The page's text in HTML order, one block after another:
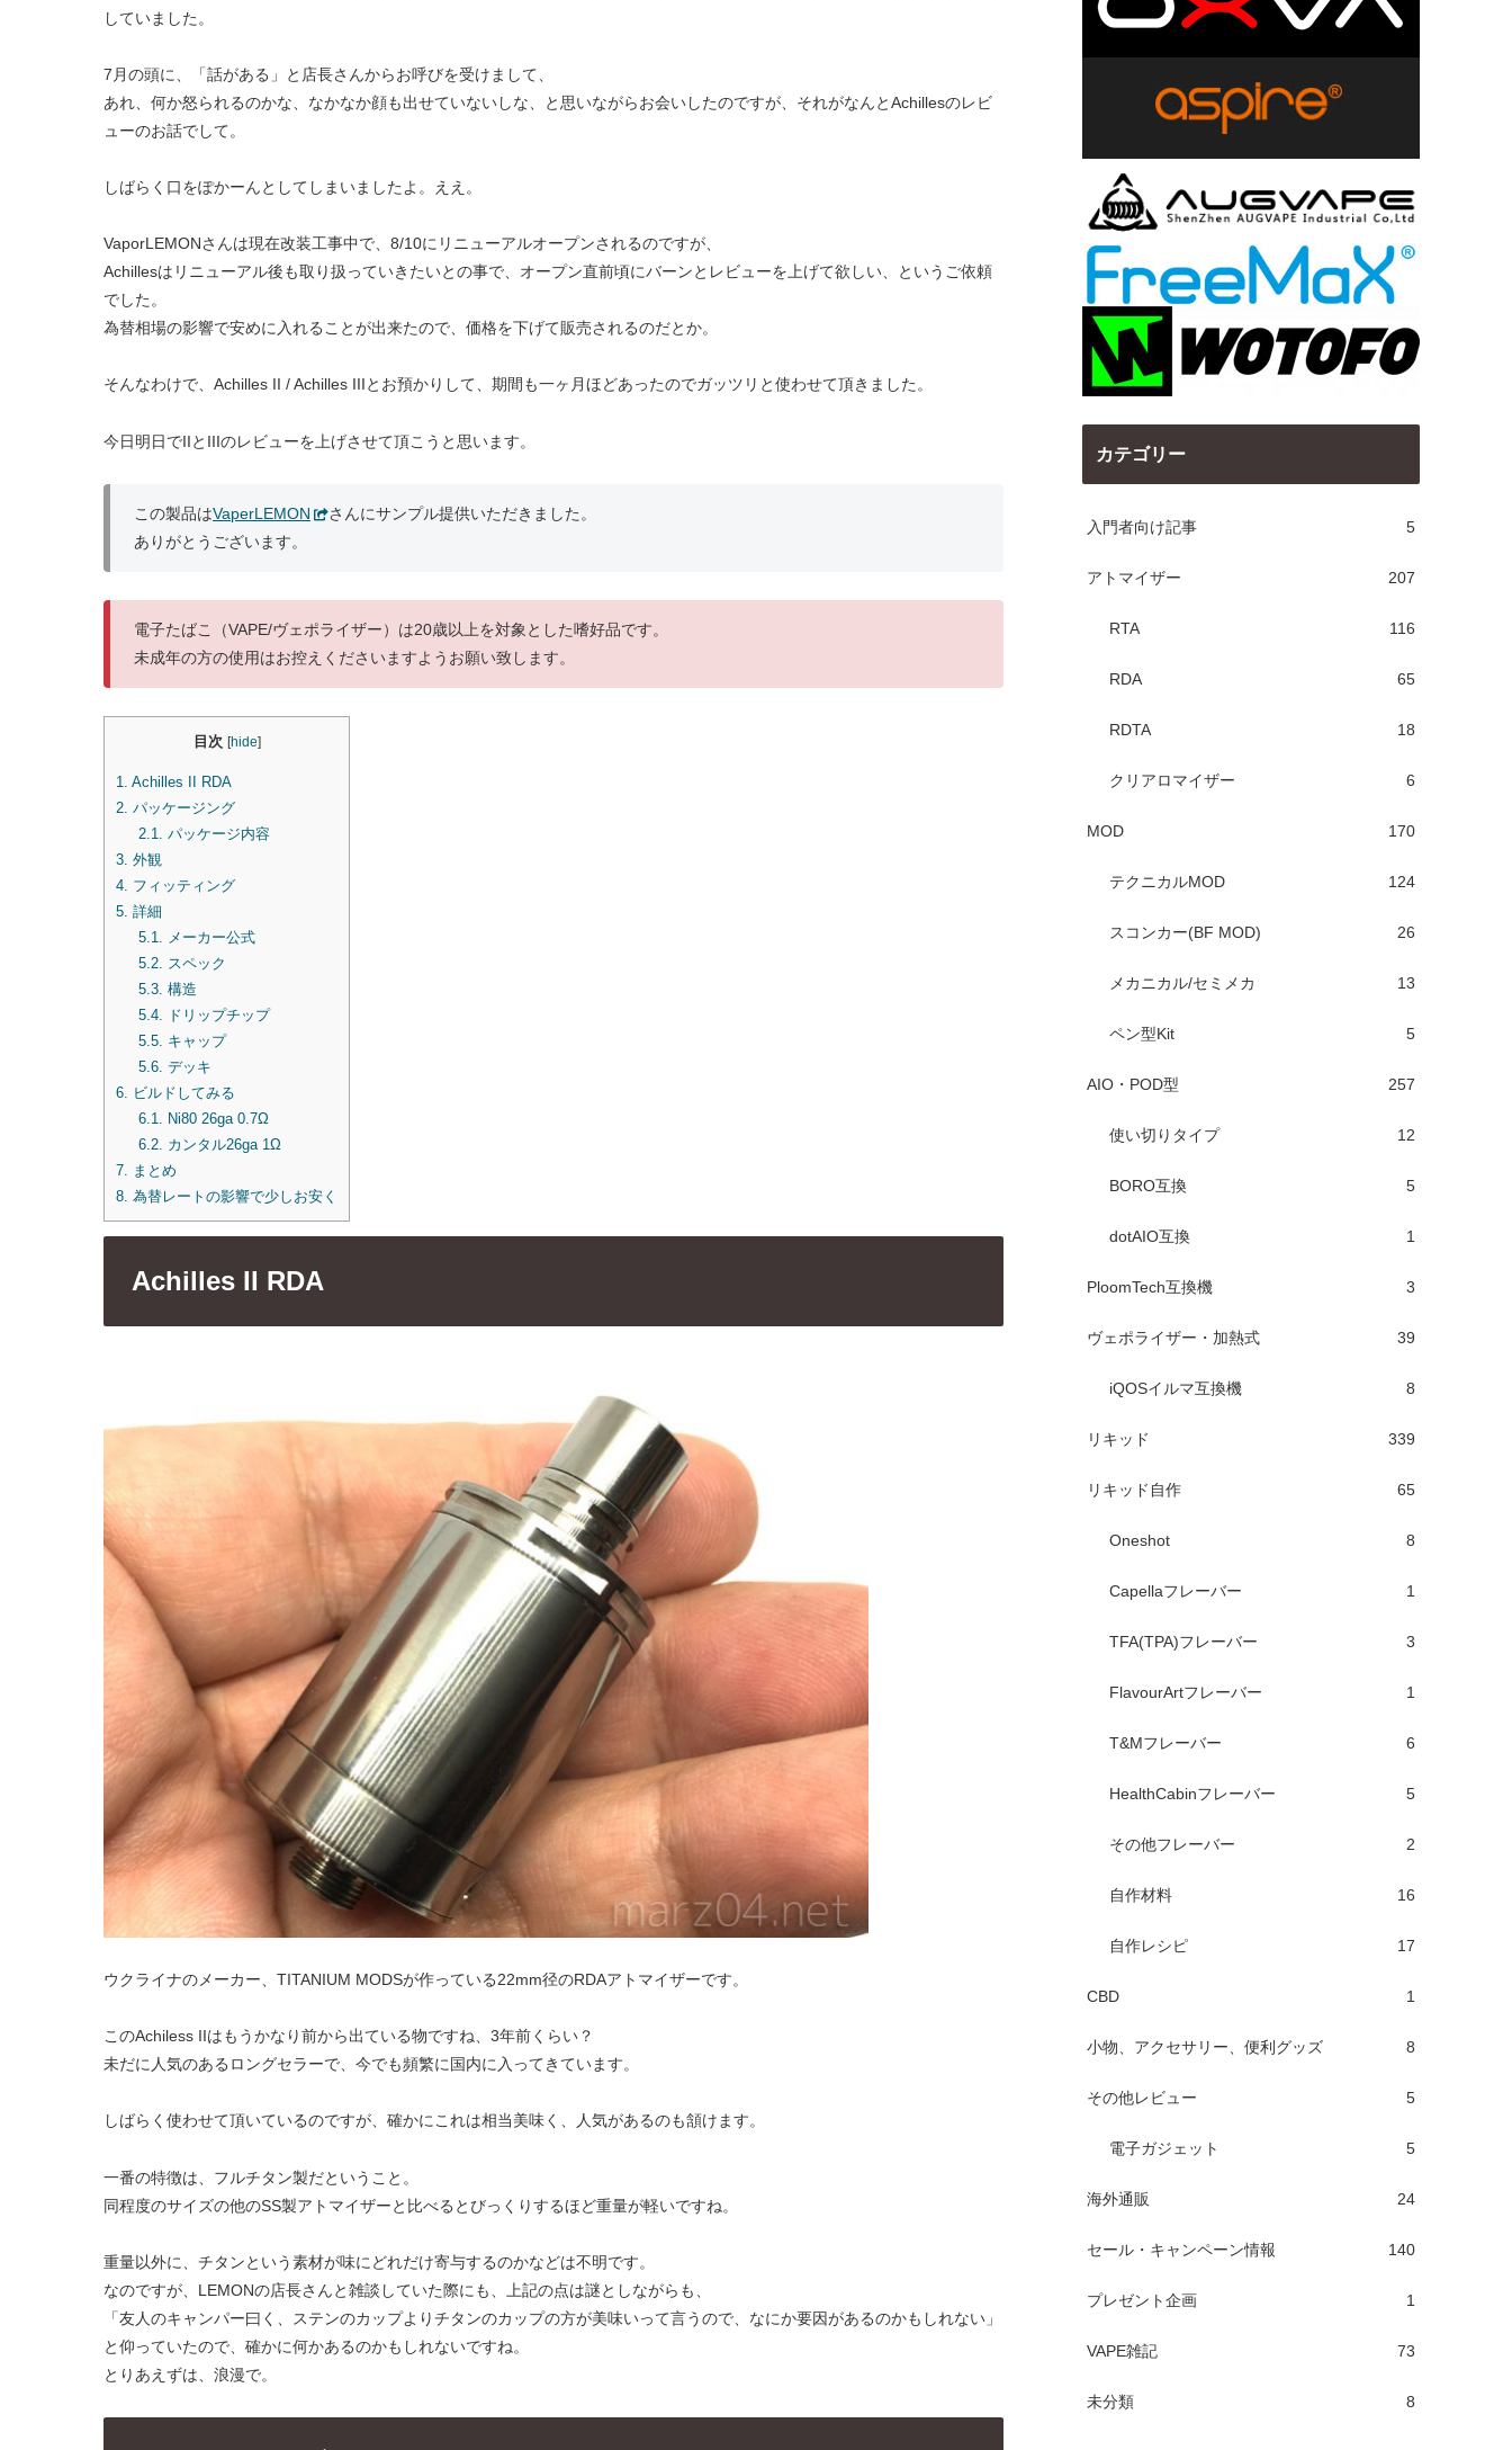
していました。
7月の頭に、「話がある」と店長さんからお呼びを受けまして、
あれ、何か怒られるのかな、なかなか顔も出せていないしな、と思いながらお会いしたのですが、それがなんとAchillesのレビ
ューのお話でして。
しばらく口をぽかーんとしてしまいましたよ。ええ。
VaporLEMONさんは現在改装工事中で、8/10にリニューアルオープンされるのですが、
Achillesはリニューアル後も取り扱っていきたいとの事で、オープン直前頃にバーンとレビューを上げて欲しい、というご依頼
でした。
為替相場の影響で安めに入れることが出来たので、価格を下げて販売されるのだとか。
そんなわけで、Achilles II / Achilles IIIとお預かりして、期間も一ヶ月ほどあったのでガッツリと使わせて頂きました。
今日明日でIIとIIIのレビューを上げさせて頂こうと思います。
この製品はVaperLEMON
さんにサンプル提供いただきました。
ありがとうございます。
電子たばこ（VAPE/ヴェポライザー）は20歳以上を対象とした嗜好品です。
未成年の方の使用はお控えくださいますようお願い致します。
目次 [hide]
1. Achilles II RDA
2. パッケージング
2.1. パッケージ内容
3. 外観
4. フィッティング
5. 詳細
5.1. メーカー公式
5.2. スペック
5.3. 構造
5.4. ドリップチップ
5.5. キャップ
5.6. デッキ
6. ビルドしてみる
6.1. Ni80 26ga 0.7Ω
6.2. カンタル26ga 1Ω
7. まとめ
8. 為替レートの影響で少しお安く
Achilles II RDA
ウクライナのメーカー、TITANIUM MODSが作っている22mm径のRDAアトマイザーです。
このAchiless IIはもうかなり前から出ている物ですね、3年前くらい？
未だに人気のあるロングセラーで、今でも頻繁に国内に入ってきています。
しばらく使わせて頂いているのですが、確かにこれは相当美味く、人気があるのも頷けます。
一番の特徴は、フルチタン製だということ。
同程度のサイズの他のSS製アトマイザーと比べるとびっくりするほど重量が軽いですね。
重量以外に、チタンという素材が味にどれだけ寄与するのかなどは不明です。
なのですが、LEMONの店長さんと雑談していた際にも、上記の点は謎としながらも、
「友人のキャンパー曰く、ステンのカップよりチタンのカップの方が美味いって言うので、なにか要因があるのかもしれない」
と仰っていたので、確かに何かあるのかもしれないですね。
とりあえずは、浪漫で。
カテゴリー
入門者向け記事 5
アトマイザー 207
RTA 116
RDA 65
RDTA 18
クリアロマイザー 6
MOD 170
テクニカルMOD 124
スコンカー(BF MOD) 26
メカニカル/セミメカ 13
ペン型Kit 5
AIO・POD型 257
使い切りタイプ 12
BORO互換 5
dotAIO互換 1
PloomTech互換機 3
ヴェポライザー・加熱式 39
iQOSイルマ互換機 8
リキッド 339
リキッド自作 65
Oneshot 8
Capellaフレーバー 1
TFA(TPA)フレーバー 3
FlavourArtフレーバー 1
T&Mフレーバー 6
HealthCabinフレーバー 5
その他フレーバー 2
自作材料 16
自作レシピ 17
CBD 1
小物、アクセサリー、便利グッズ 8
その他レビュー 5
電子ガジェット 5
海外通販 24
セール・キャンペーン情報 140
プレゼント企画 1
VAPE雑記 73
未分類 8